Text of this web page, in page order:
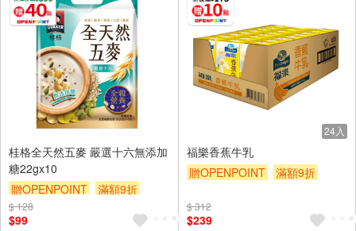
桂格全天然五麥 嚴選十六無添加
糖22gx10
贈OPENPOINT
滿額9折
贈$200
$ 128
$99
24入
福樂香蕉牛乳
贈OPENPOINT
滿額9折
$ 312
$239